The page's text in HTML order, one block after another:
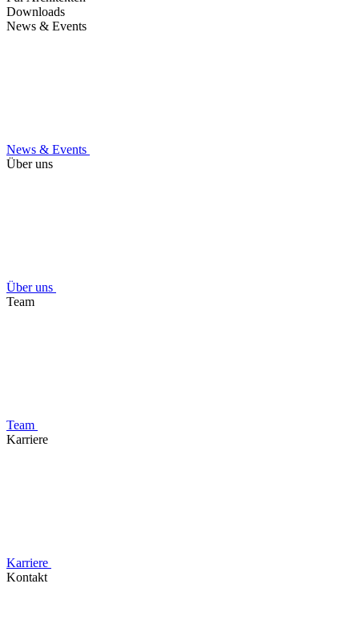
Downloads
News & Events
News & Events
Über uns
Über uns
Team
Team
Karriere
Karriere
Kontakt